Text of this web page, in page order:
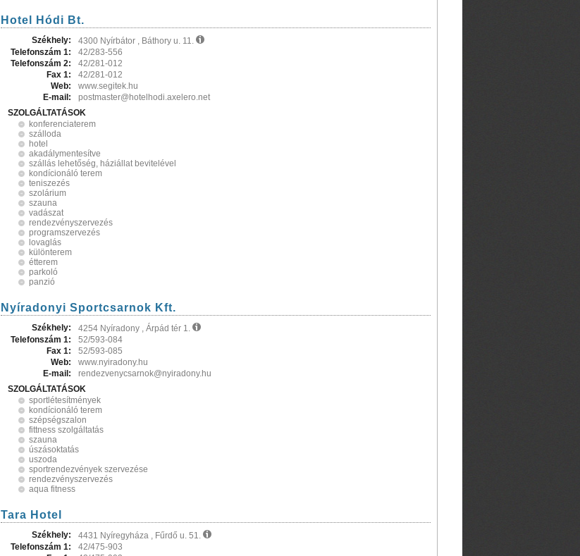
Hotel Hódi Bt.
Székhely:
4300 Nyírbátor , Báthory u. 11.
Telefonszám 1:
42/283-556
Telefonszám 2:
42/281-012
Fax 1:
42/281-012
Web:
www.segitek.hu
E-mail:
postmaster@hotelhodi.axelero.net
SZOLGÁLTATÁSOK
konferenciaterem
szálloda
hotel
akadálymentesítve
szállás lehetőség, háziállat bevitelével
kondícionáló terem
teniszezés
szolárium
szauna
vadászat
rendezvényszervezés
programszervezés
lovaglás
különterem
étterem
parkoló
panzió
Nyíradonyi Sportcsarnok Kft.
Székhely:
4254 Nyíradony , Árpád tér 1.
Telefonszám 1:
52/593-084
Fax 1:
52/593-085
Web:
www.nyiradony.hu
E-mail:
rendezvenycsarnok@nyiradony.hu
SZOLGÁLTATÁSOK
sportlétesítmények
kondícionáló terem
szépségszalon
fittness szolgáltatás
szauna
úszásoktatás
uszoda
sportrendezvények szervezése
rendezvényszervezés
aqua fitness
Tara Hotel
Székhely:
4431 Nyíregyháza , Fűrdő u. 51.
Telefonszám 1:
42/475-903